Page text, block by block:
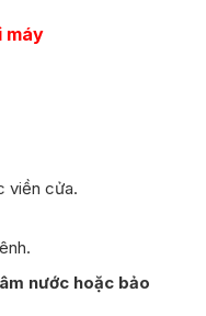
máy
viền cửa.
nước hoặc bảo